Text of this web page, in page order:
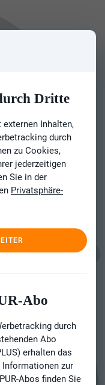
Dritte
Inhalten,
durch
zu Cookies,
jederzeitigen
Sie in der
Privatsphäre-
Abo
durch
Abo
erhalten das
Informationen zur
Abos finden Sie